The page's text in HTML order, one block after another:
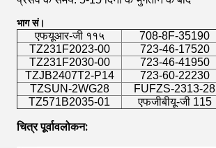
भाग सं।
एफयूआर-जी ११५ 708-8F-35190
TZ231F2023-00
723-46-17520
TZ231F2030-00
723-46-41950
TZJB2407T2-P14
723-60-22230
TZSUN-2WG28
FUFZS-2313-28
TZ571B2035-01
एफजीबीयू-जी 115
चित्र पूर्वावलोकन: